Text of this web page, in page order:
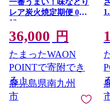
について発送を見合わせて
ご連絡をさせていただきま
附者の皆様には、誠意を持
く所存です。
何卒ご理解賜りますようお
一番うまい！味なとり
レア炭火焼定期便 045-
13
36,000 円
たまったWAON
POINTで寄附でき
る！
鹿児島県南九州
市